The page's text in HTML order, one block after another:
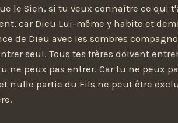
le Sien, si tu veux connaître ce qui
car Dieu Lui-même y habite et
de Dieu avec les sombres
seul. Tous tes frères doivent
ne peux pas entrer. Car tu ne peux
nulle partie du Fils ne peut être